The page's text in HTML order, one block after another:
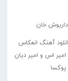
داریوش خان
آهنگ انعکاس
امیر اس و امیر دیان
پوکسا